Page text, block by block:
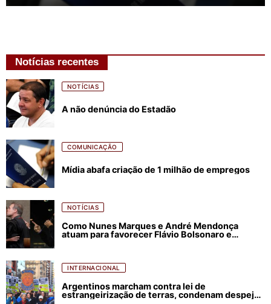
Notícias recentes
NOTÍCIAS
A não denúncia do Estadão
COMUNICAÇÃO
Mídia abafa criação de 1 milhão de empregos
NOTÍCIAS
Como Nunes Marques e André Mendonça
atuam para favorecer Flávio Bolsonaro e
INTERNACIONAL
Argentinos marcham contra lei de
estrangeirização de terras, condenam despejos